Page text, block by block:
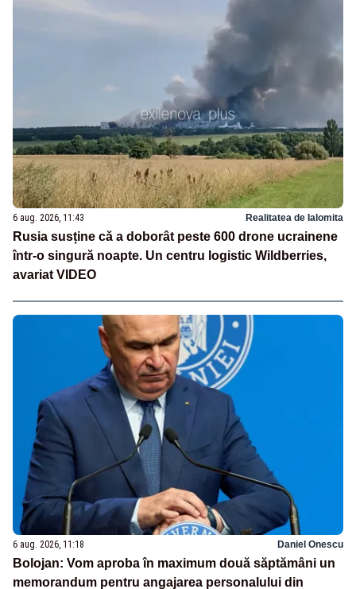
6 aug. 2026, 11:43 Realitatea de Ialomita
Rusia susține că a doborât peste 600 drone ucrainene
într-o singură noapte. Un centru logistic Wildberries,
avariat VIDEO
6 aug. 2026, 11:18 Daniel Onescu
Bolojan: Vom aproba în maximum două săptămâni un
memorandum pentru angajarea personalului din